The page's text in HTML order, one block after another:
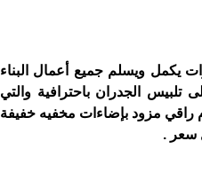
يكمل ويسلم جميع أعمال البناء
تلبيس الجدران باحترافية والتي
راقي مزود بإضاءات مخفيه خفيفة
سعر .